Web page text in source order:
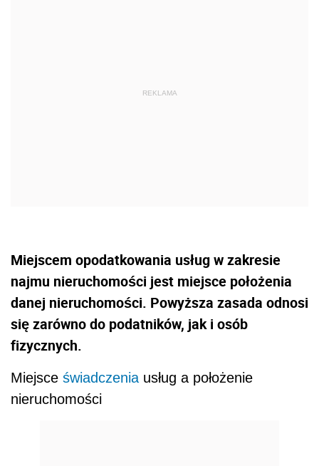
Miejscem opodatkowania usług w zakresie
najmu nieruchomości jest miejsce położenia
danej nieruchomości. Powyższa zasada odnosi
się zarówno do podatników, jak i osób
fizycznych.
Miejsce świadczenia usług a położenie
nieruchomości